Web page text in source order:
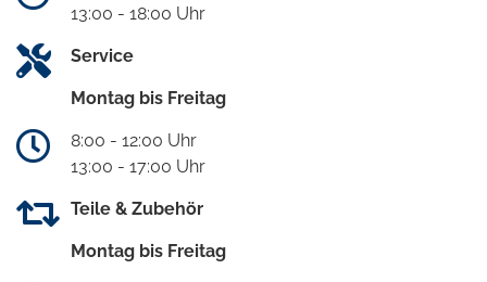
13:00 - 18:00 Uhr
Service
Montag bis Freitag
8:00 - 12:00 Uhr
13:00 - 17:00 Uhr
Teile & Zubehör
Montag bis Freitag